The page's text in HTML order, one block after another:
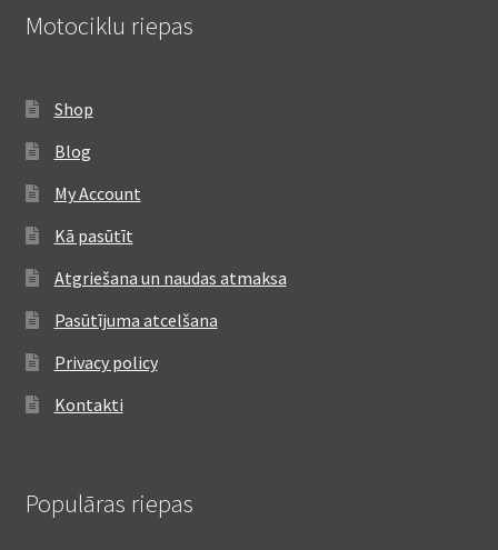
Motociklu riepas
Shop
Blog
My Account
Kā pasūtīt
Atgriešana un naudas atmaksa
Pasūtījuma atcelšana
Privacy policy
Kontakti
Populāras riepas